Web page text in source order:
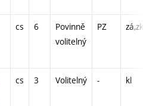
cs 6
Povinně
volitelný
PZ zá,zk
cs 3 Volitelný - kl